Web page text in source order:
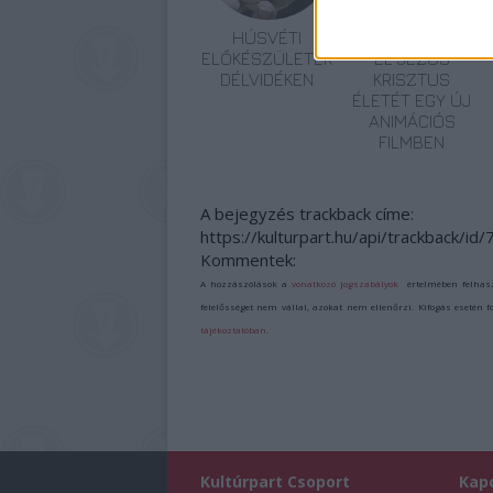
HÚSVÉTI
ELŐKÉSZÜLETEK
DÉLVIDÉKEN
EL JÉZUS
KRISZTUS
ÉLETÉT EGY ÚJ
ANIMÁCIÓS
FILMBEN
A bejegyzés trackback címe:
https://kulturpart.hu/api/trackback/id/
Kommentek:
A hozzászólások avonatkozó jogszabályok értelmében
felelősséget nem vállal, azokat nem ellenőrzi. Kifogás esetén
tájékoztatóban
Kultúrpart Csoport